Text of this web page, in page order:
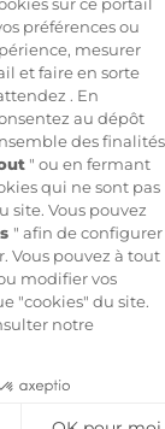
NOS SERVICES
Électricité Verte
Biogaz
Compensation
Carbone